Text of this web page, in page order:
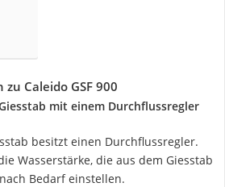
Caleido GSF 900
mit einem Durchflussregler
besitzt einen Durchflussregler.
Wasserstärke, die aus dem Giesstab
Bedarf einstellen.